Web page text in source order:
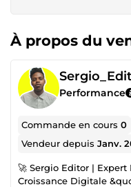
À propos du
Performance
Commande en cours0
Vendeur depuisJanv.
🚀 Sergio Editor |
Croissance Digitale